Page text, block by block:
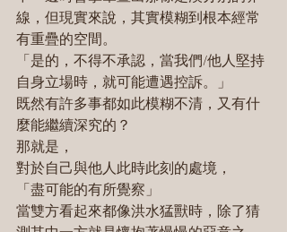
線，但現實來說，其實模糊到根本經常
有重疊的空間。
「是的，不得不承認，當我們/他人堅持
自身立場時，就可能遭遇控訴。」
既然有許多事都如此模糊不清，又有什
麼能繼續深究的？
那就是，
對於自己與他人此時此刻的處境，
「盡可能的有所覺察」
當雙方看起來都像洪水猛獸時，除了猜